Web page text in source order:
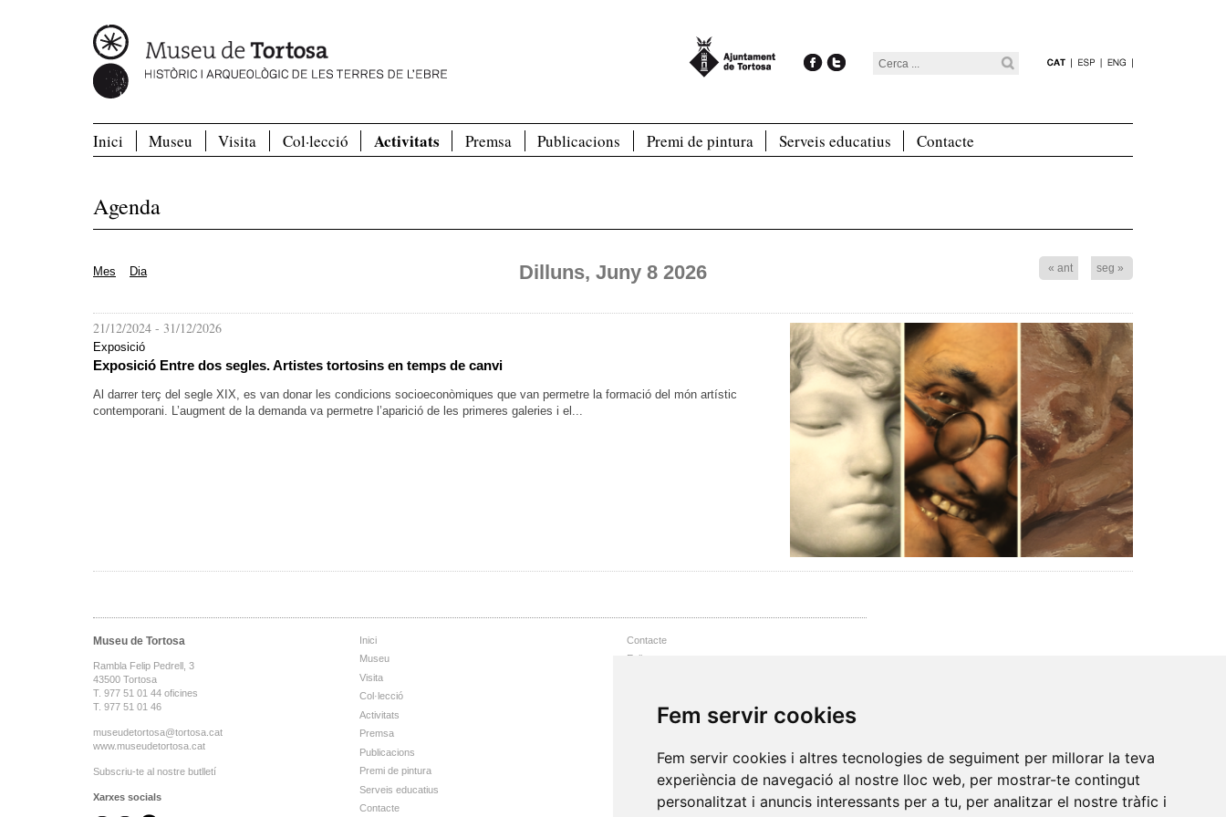
Fem servir cookies
Fem servir cookies i altres tecnologies de seguiment per millorar la teva
experiència de navegació al nostre lloc web, per mostrar-te contingut
personalitzat i anuncis interessants per a tu, per analitzar el nostre tràfic i
Inici Museu Visita Col·lecció Activitats Premsa Publicacions Premi de pintura Serveis educatius Contacte
Agenda
Mes Dia « ant
Dilluns, Juny 8 2026 seg »
21/12/2024 - 31/12/2026
Exposició
Exposició Entre dos segles. Artistes tortosins en temps de canvi
Al darrer terç del segle XIX, es van donar les condicions socioeconòmiques que van permetre la formació del món artístic
contemporani. L’augment de la demanda va permetre l’aparició de les primeres galeries i el...
Museu de Tortosa
Rambla Felip Pedrell, 3
43500 Tortosa
T. 977 51 01 44 oficines
T. 977 51 01 46
museudetortosa@tortosa.cat
www.museudetortosa.cat
Subscriu-te al nostre butlletí
Xarxes socials
Inici
Museu
Visita
Col·lecció
Activitats
Premsa
Publicacions
Premi de pintura
Serveis educatius
Contacte
Contacte
Enllaços
Mapa web